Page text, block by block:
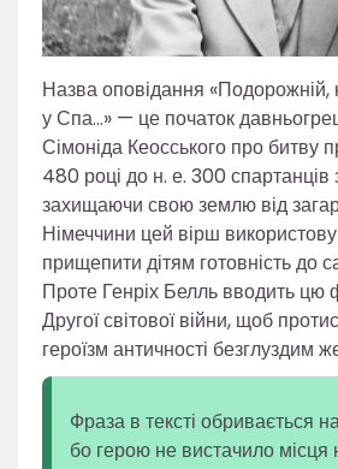
Назва оповідання
у Спа…» — це початок
Сімоніда Кеосського про битву
480 році до н. е. 300 спартанців
захищаючи свою землю від
Німеччини цей вірш
прищепити дітям готовність до
Проте Генріх Белль вводить цю
Другої світової війни, щоб
героїзм античності безглуздим
Фраза в тексті обривається
бо герою не вистачило